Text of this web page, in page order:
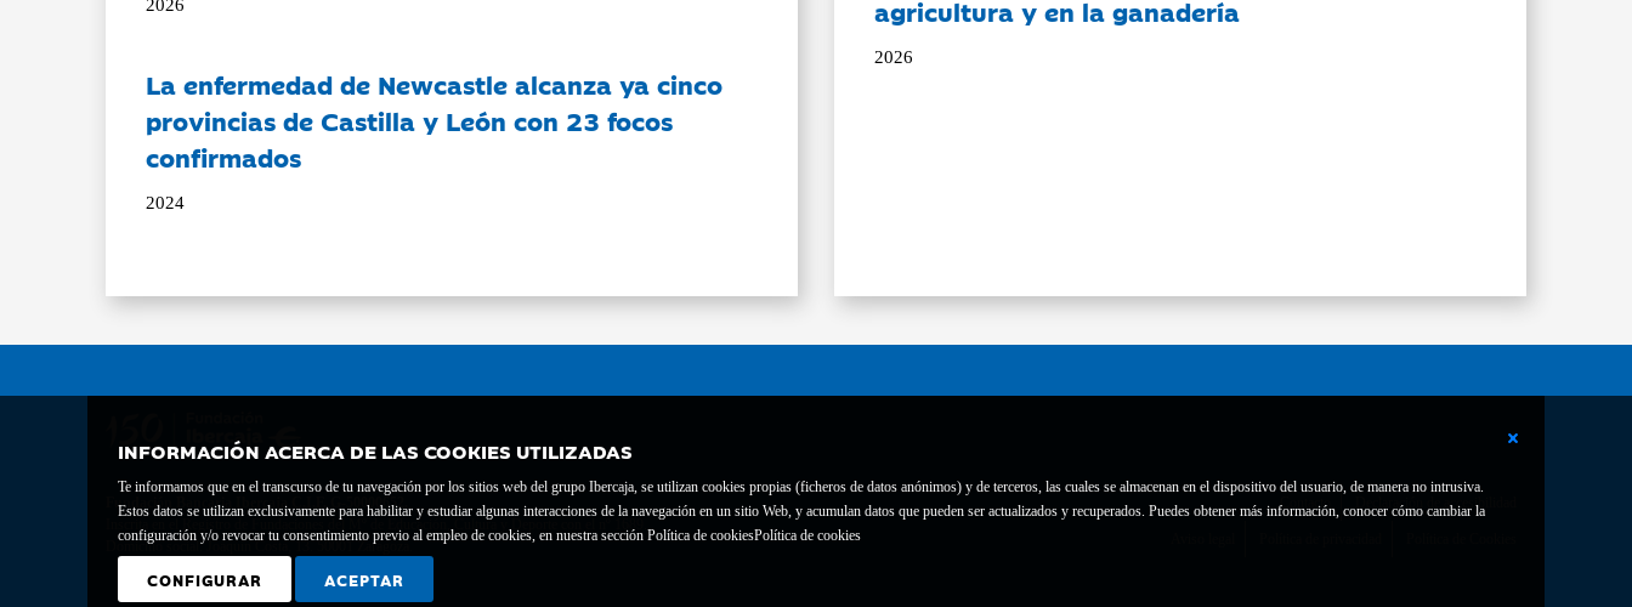
INFORMACIÓN ACERCA DE LAS COOKIES UTILIZADAS
Te informamos que en el transcurso de tu navegación por los sitios web del grupo Ibercaja, se utilizan cookies propias (ficheros de datos anónimos) y de terceros, las cuales se almacenan en el dispositivo del usuario, de manera no intrusiva.
Estos datos se utilizan exclusivamente para habilitar y estudiar algunas interacciones de la navegación en un sitio Web, y acumulan datos que pueden ser actualizados y recuperados. Puedes obtener más información, conocer cómo cambiar la
configuración y/o revocar tu consentimiento previo al empleo de cookies, en nuestra sección Política de cookiesPolítica de cookies
CONFIGURAR ACEPTAR
2026
La enfermedad de Newcastle alcanza ya cinco
provincias de Castilla y León con 23 focos
confirmados
2024
agricultura y en la ganadería
2026
Fundación Bancaria Ibercaja C.I.F. G-50000652.
Inscrita en el Registro de Fundaciones del Mº de Educación, Cultura y Deporte con el nº 1689.
Domicilio social: Joaquín Costa, 13. 50001 Zaragoza.
Contacto Declaración de accesibilidad